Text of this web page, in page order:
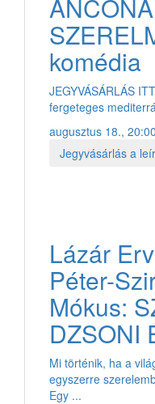
ANCONAI
komédia
JEGYVÁSÁRLÁS
fergeteges
augusztus 18.,
Jegyvásárlás a
Lázár
Péter-
Mókus:
DZSONI
Mi történik, ha a
egyszerre
Egy ...